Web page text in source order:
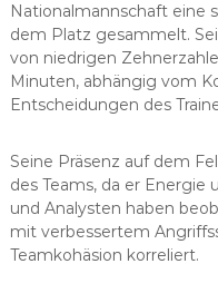
Nationalmannschaft eine
dem Platz gesammelt.
von niedrigen
Minuten, abhängig vom
Entscheidungen des
Seine Präsenz auf dem
des Teams, da er Energie
und Analysten haben
mit verbessertem
Teamkohäsion korreliert.